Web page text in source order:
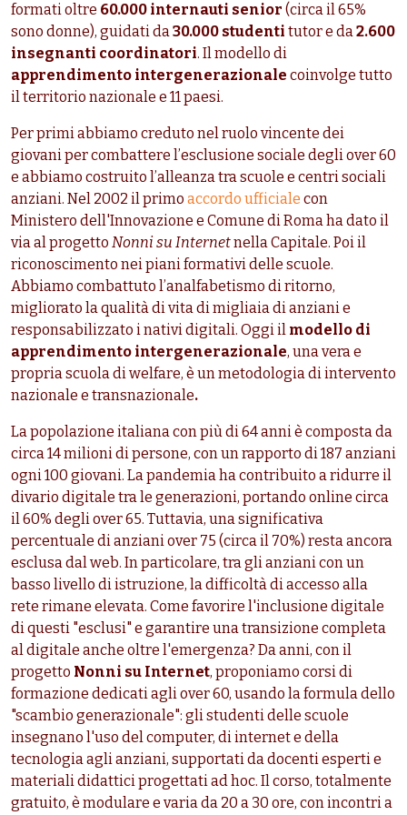
formati oltre 60.000 internauti senior (circa il 65%
sono donne), guidati da30.000 studenti tutor e da2.600
insegnanti coordinatori. Il modello di
apprendimento intergenerazionale coinvolge tutto
il territorio nazionale e 11 paesi.
Per primi abbiamo creduto nel ruolo vincente dei
giovani per combattere l’esclusione sociale degli over 60
e abbiamo costruito l’alleanza tra scuole e centri sociali
anziani. Nel 2002 il primo accordo ufficiale con
Ministero dell'Innovazione e Comune di Roma ha dato il
via al progetto Nonni su Internetnella Capitale. Poi il
riconoscimento nei piani formativi delle scuole.
Abbiamo combattuto l’analfabetismo di ritorno,
migliorato la qualità di vita di migliaia di anziani e
responsabilizzato i nativi digitali. Oggi il modello di
apprendimento intergenerazionale, una vera e
propria scuola di welfare, è un metodologia di intervento
nazionale e transnazionale.
La popolazione italiana con più di 64 anni è composta da
circa 14 milioni di persone, con un rapporto di 187 anziani
ogni 100 giovani. La pandemia ha contribuito a ridurre il
divario digitale tra le generazioni, portando online circa
il 60% degli over 65. Tuttavia, una significativa
percentuale di anziani over 75 (circa il 70%) resta ancora
esclusa dal web. In particolare, tra gli anziani con un
basso livello di istruzione, la difficoltà di accesso alla
rete rimane elevata. Come favorire l'inclusione digitale
di questi "esclusi" e garantire una transizione completa
al digitale anche oltre l'emergenza? Da anni, con il
progetto Nonni su Internet, proponiamo corsi di
formazione dedicati agli over 60, usando la formula dello
"scambio generazionale": gli studenti delle scuole
insegnano l'uso del computer, di internet e della
tecnologia agli anziani, supportati da docenti esperti e
materiali didattici progettati ad hoc. Il corso, totalmente
gratuito, è modulare e varia da 20 a 30 ore, con incontri a